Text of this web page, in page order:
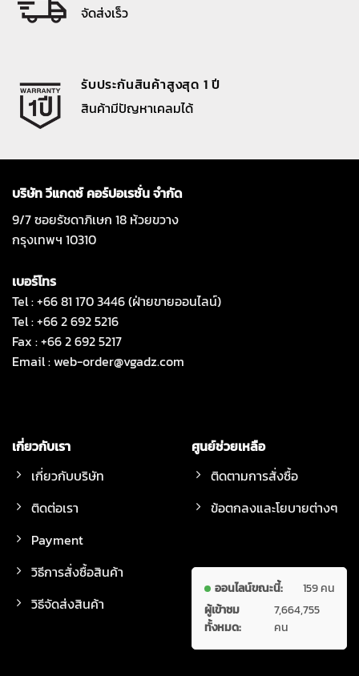
จัดส่งเร็ว
รับประกันสินค้าสูงสุด 1 ปี
สินค้ามีปัญหาเคลมได้
บริษัท วีแกดซ์ คอร์ปอเรชั่น จำกัด
9/7 ซอยรัชดาภิเษก 18 ห้วยขวาง
กรุงเทพฯ 10310
เบอร์โทร
Tel : +66 81 170 3446 (ฝ่ายขายออนไลน์)
Tel : +66 2 692 5216
Fax : +66 2 692 5217
Email :web-order@vgadz.com
เกี่ยวกับเรา
เกี่ยวกับบริษัท
ติดต่อเรา
Payment
วิธีการสั่งซื้อสินค้า
วิธีจัดส่งสินค้า
ศูนย์ช่วยเหลือ
ติดตามการสั่งซื้อ
ข้อตกลงและโยบายต่างๆ
ออนไลน์ขณะนี้:
159 คน
ผู้เข้าชม
ทั้งหมด:
7,664,755
คน